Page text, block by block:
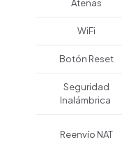
Atenas
WiFi
Botón Reset
Seguridad
Inalámbrica
Reenvío NAT